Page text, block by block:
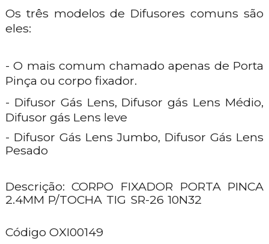
Os três modelos de Difusores comuns são
eles:
- O mais comum chamado apenas de Porta
Pinça ou corpo fixador.
- Difusor Gás Lens, Difusor gás Lens Médio,
Difusor gás Lens leve
- Difusor Gás Lens Jumbo, Difusor Gás Lens
Pesado
Descrição: CORPO FIXADOR PORTA PINCA
2.4MM P/TOCHA TIG SR-26 10N32
Código OXI00149